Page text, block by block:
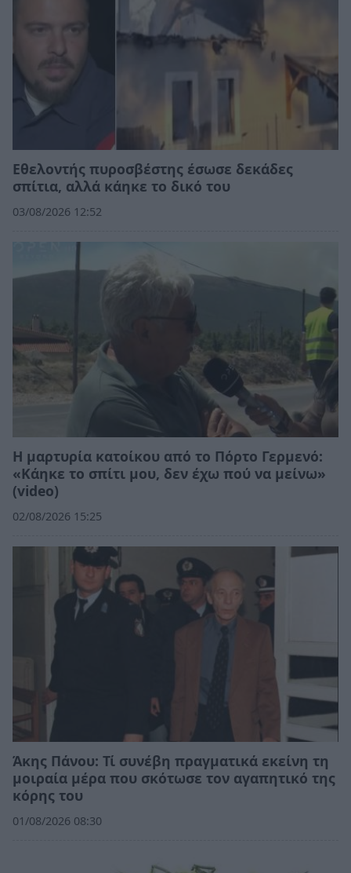
Εθελοντής πυροσβέστης έσωσε δεκάδες
σπίτια, αλλά κάηκε το δικό του
03/08/2026 12:52
Η μαρτυρία κατοίκου από το Πόρτο Γερμενό:
«Κάηκε το σπίτι μου, δεν έχω πού να μείνω»
(video)
02/08/2026 15:25
Άκης Πάνου: Τί συνέβη πραγματικά εκείνη τη
μοιραία μέρα που σκότωσε τον αγαπητικό της
κόρης του
01/08/2026 08:30